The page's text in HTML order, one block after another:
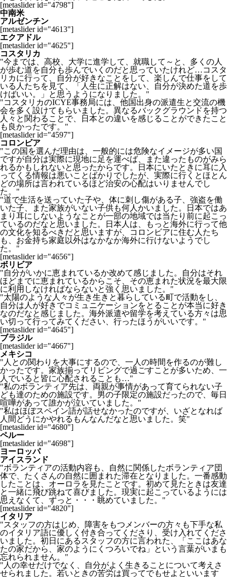
[metaslider id="4798"]
中南米
アルゼンチン
[metaslider id="4613"]
エクアドル
[metaslider id="4625"]
コスタリカ
"今までは、高校、大学に進学して、就職して～と、多くの人
が歩む道を自分も歩んでいくのだと思っていたけれど…コスタ
リカに行って、自分が好きなことをして、楽しんで仕事をして
いる人たちを見て、「人生に正解はない、自分が決めた道を歩
けばいい。」と思うようになりました。"
"コスタリカのICYE事務局には、他国出身の派遣生と交流の機
会を多く設けてもらいました。異なるバックグラウンドを持つ
人々と関わることで、日本との違いを感じることができたこと
も良かったです。"
[metaslider id="4597"]
コロンビア
"この国を選んだ理由は、一般的には危険なイメージが多い国
ですが自分は実際に現地に足を運べば、また違ったものがみら
れるかもしれないと思ったからです。日本にいたときに耳に入
ってくる情報は悪いことばかりでしたが、実際に行くとほとん
どの場所は言われているほど治安の心配はいりませんでし
た。"
"道で生活を送っていた子や、体に刺し傷がある子、強盗を働
いた子、また家族がいない子供も何人かいました。日本ではあ
まり耳にしないようなことが一部の地域では当たり前に起こっ
ているのだなと思いました。日本人は、もっと海外に行って他
の文化を知るべきだと思いますが、コロンビアに住む人たち
も、お金持ち家庭以外はなかなか海外に行けないようでし
た。"
[metaslider id="4656"]
ボリビア
"自分がいかに恵まれているか改めて感じました。自分はそれ
ほどまでに恵まれているからこそ、その恵まれた状況を最大限
に利用しなければならないと強く思いました。"
"太陽のような人々が生き生きと暮らしている町で活動をし、
自分は人が好きでコミュニケーションをとることが本当に好き
なのだなと感じました。海外派遣や留学を考えている方々は思
い切って行ってみてください、行ったほうがいいです。"
[metaslider id="4645"]
ブラジル
[metaslider id="4667"]
メキシコ
"人との関わりを大事にするので、一人の時間を作るのが難し
かったです。家族揃ってリビングで過ごすことが多いため、一
人でいると皆に心配されることも…"
"私のボランティア先は、両親が事情があって育てられない子
ども達のための施設です。男の子限定の施設だったので、毎日
喧嘩があって誰かが泣いていました。"
"私はほぼスペイン語が話せなかったのですが、いざとなれば
人間どうにかやれるもんなんだなと思いました。笑"
[metaslider id="4680"]
ペルー
[metaslider id="4698"]
ヨーロッパ
アイスランド
"ボランティアの活動内容も、自然に関係したボランティア団
体で、たくさんの自然に囲まれた滞在となりました。一番感動
したことは、オーロラを見たことです。初めて見たときは友達
と一緒に飛び跳ねて喜びました。現実に起こっているようには
思えなくて、ずっと・・・眺めていました。"
[metaslider id="4820"]
イタリア
"スタッフの方はじめ、障害をもつメンバーの方々も下手な私
のイタリア語に優しく付き合ってくださり、受け入れてくださ
いました。初日にあるスタッフの方に言われた、「ここはあな
たの家だから、家のようにくつろいでね」という言葉がいまも
忘れられません。"
"人の幸せだけでなく、自分がよく生きることについて考えさ
せられました。若いときの苦労は買ってでもせよといいます